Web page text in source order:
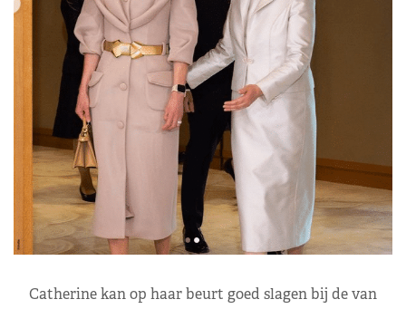
Catherine kan op haar beurt goed slagen bij de van